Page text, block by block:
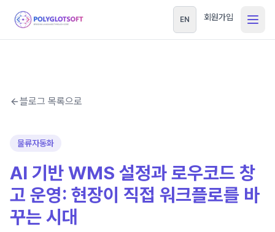
EN 회원가입
블로그 목록으로
물류자동화
AI 기반 WMS 설정과 로우코드 창
고 운영: 현장이 직접 워크플로를 바
꾸는 시대